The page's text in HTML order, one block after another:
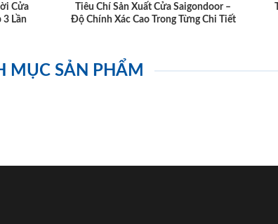
Cửa
3 Lần
Tiêu Chí Sản Xuất Cửa Saigondoor –
Độ Chính Xác Cao Trong Từng Chi Tiết
MỤC SẢN PHẨM